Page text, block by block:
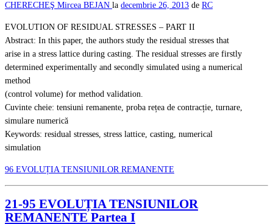
CHERECHEŞ Mircea BEJAN la decembrie 26, 2013 de RC
EVOLUTION OF RESIDUAL STRESSES – PART II
Abstract: In this paper, the authors study the residual stresses that
arise in a stress lattice during casting. The residual stresses are firstly
determined experimentally and secondly simulated using a numerical
method
(control volume) for method validation.
Cuvinte cheie: tensiuni remanente, proba rețea de contracție, turnare,
simulare numerică
Keywords: residual stresses, stress lattice, casting, numerical
simulation
96 EVOLUȚIA TENSIUNILOR REMANENTE
21-95 EVOLUȚIA TENSIUNILOR
REMANENTE Partea I